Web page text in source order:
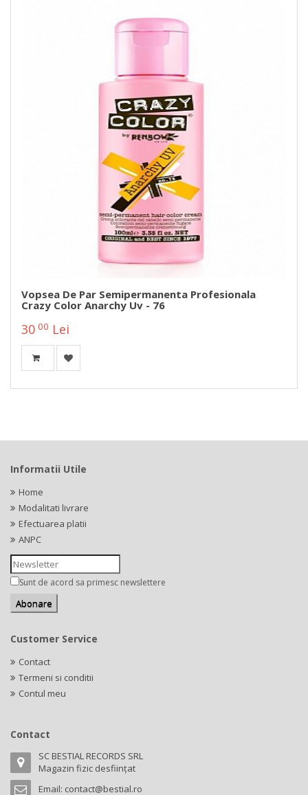
Vopsea De Par Semipermanenta Profesionala
Crazy Color Anarchy Uv - 76
30 00 Lei
Informatii Utile
Home
Modalitati livrare
Efectuarea platii
ANPC
Sunt de acord sa primesc newslettere
Customer Service
Contact
Termeni si conditii
Contul meu
Contact
SC BESTIAL RECORDS SRL
Magazin fizic desființat
Email: contact@bestial.ro